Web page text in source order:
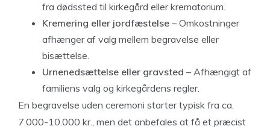
fra dødssted til kirkegård eller krematorium.
Kremering eller jordfæstelse – Omkostninger
afhænger af valg mellem begravelse eller
bisættelse.
Urnenedsættelse eller gravsted – Afhængigt af
familiens valg og kirkegårdens regler.
En begravelse uden ceremoni starter typisk fra ca.
7.000-10.000 kr., men det anbefales at få et præcist